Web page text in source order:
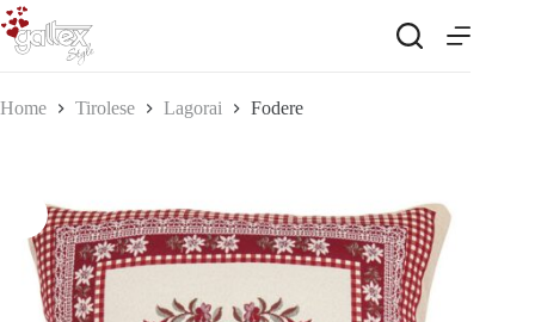
Salta
al
contenuto
Home Tirolese Lagorai Fodere